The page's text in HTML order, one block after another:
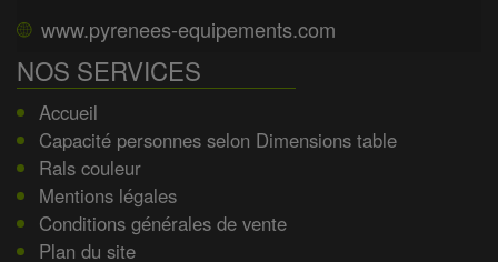
www.pyrenees-equipements.com
NOS SERVICES
Accueil
Capacité personnes selon Dimensions table
Rals couleur
Mentions légales
Conditions générales de vente
Plan du site